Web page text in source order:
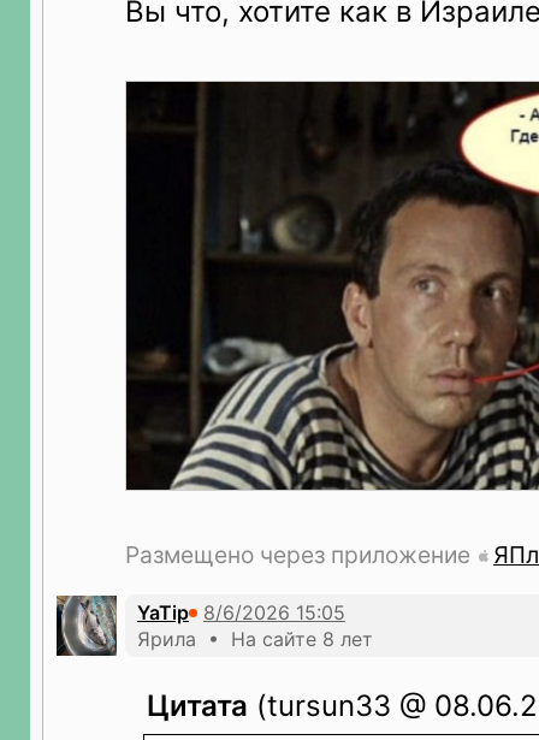
Вы что, хотите как в
Размещено через приложение
YaTip
Ярила • На сайте 8 лет
Цитата (tursun33 @